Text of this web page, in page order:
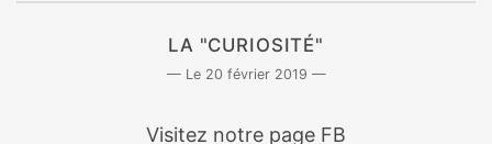
LA "CURIOSITÉ"
20 février 2019
Visitez notre page FB